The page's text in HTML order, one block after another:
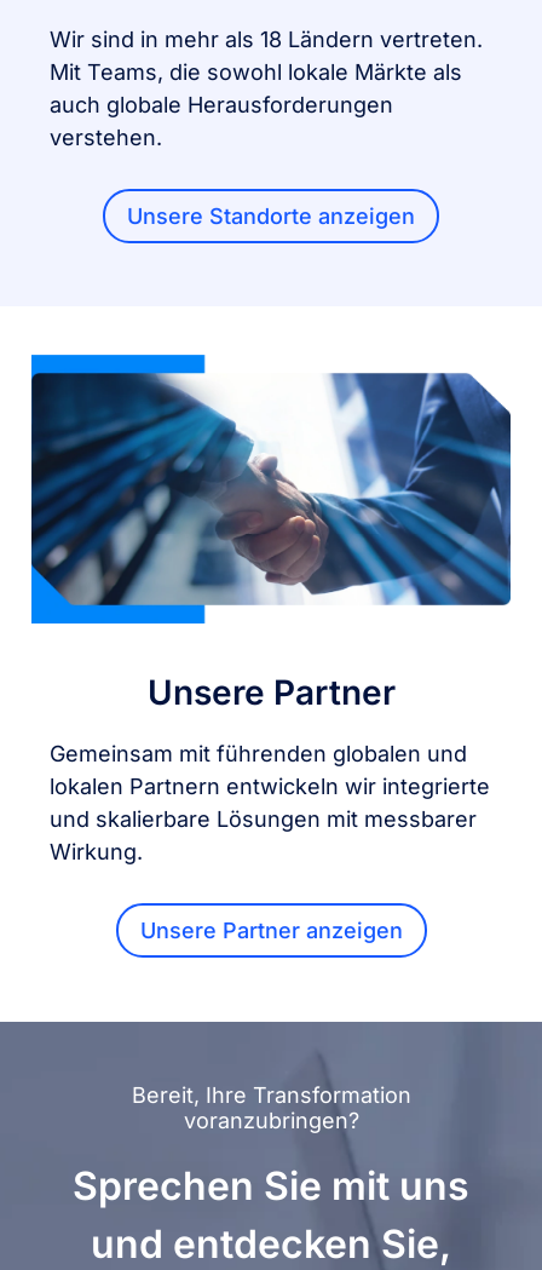
Wir sind in mehr als 18 Ländern vertreten.
Mit Teams, die sowohl lokale Märkte als
auch globale Herausforderungen
verstehen.
Unsere Standorte anzeigen
Unsere Partner
Gemeinsam mit führenden globalen und
lokalen Partnern entwickeln wir integrierte
und skalierbare Lösungen mit messbarer
Wirkung.
Unsere Partner anzeigen
Bereit, Ihre Transformation
voranzubringen?
Sprechen Sie mit uns
und entdecken Sie,